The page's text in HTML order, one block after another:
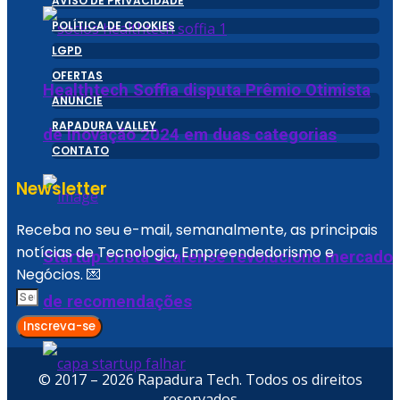
Healthtech Soffia disputa Prêmio Otimista
de Inovação 2024 em duas categorias
Startup cristã cearense revoluciona mercado
de recomendações
POLÍTICA DE COOKIES
LGPD
OFERTAS
ANUNCIE
RAPADURA VALLEY
CONTATO
Newsletter
Receba no seu e-mail, semanalmente, as principais
notícias de Tecnologia, Empreendedorismo e
Negócios. 💌
Inscreva-se
© 2017 – 2026 Rapadura Tech. Todos os direitos